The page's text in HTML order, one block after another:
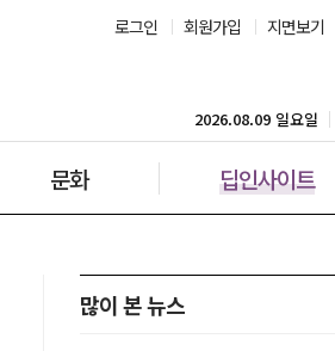
로그인 회원가입 지면보기
문화 딥인사이트
2026.08.09 일요일
많이 본 뉴스